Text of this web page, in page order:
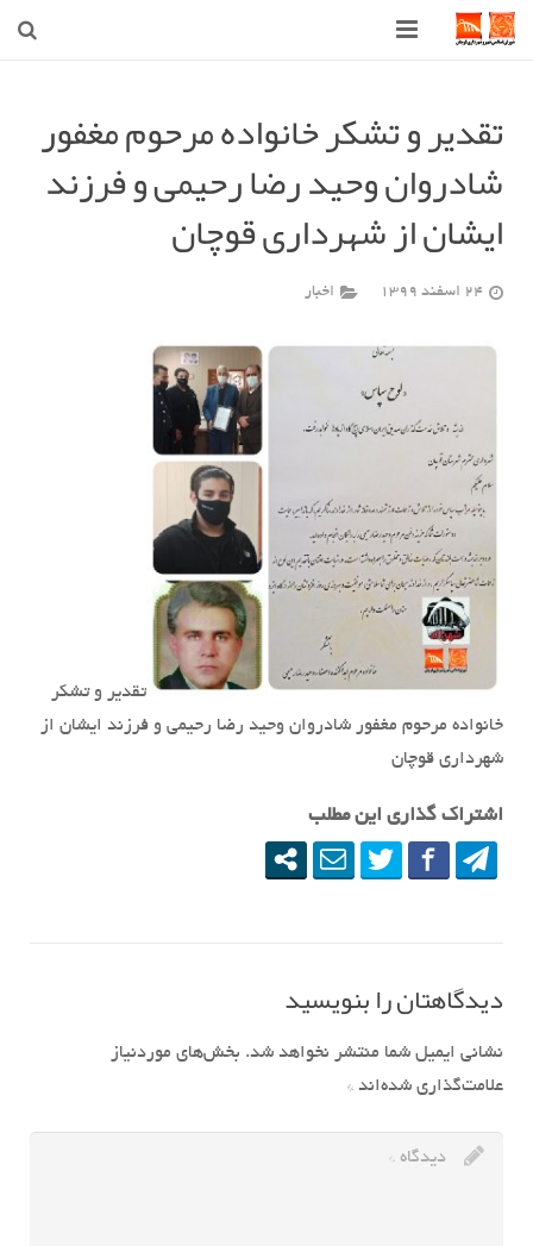
شهرداری
شورای اسلامی شهر قوچان
اخبار روز
قوچان
تقدیر و تشکر خانواده مرحوم مغفور
شادروان وحید رضا رحیمی و فرزند
ایشان از شهرداری قوچان
24 اسفند 1399 اخبار
تقدیر و تشکر
خانواده مرحوم مغفور شادروان وحید رضا رحیمی و فرزند ایشان از
شهرداری قوچان
اشتراک گذاری این مطلب
دیدگاهتان را بنویسید
نشانی ایمیل شما منتشر نخواهد شد. بخش‌های موردنیاز
علامت‌گذاری شده‌اند *